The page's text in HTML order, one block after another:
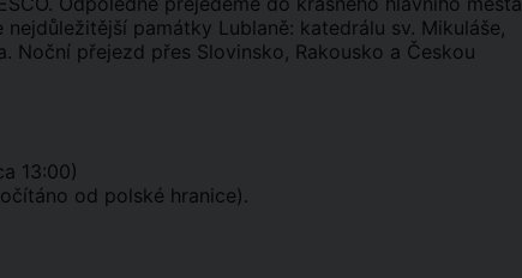
památky Lublaně: katedrálu sv. Mikuláše,
Noční přejezd přes Slovinsko, Rakousko a Českou
13:00)
od polské hranice).